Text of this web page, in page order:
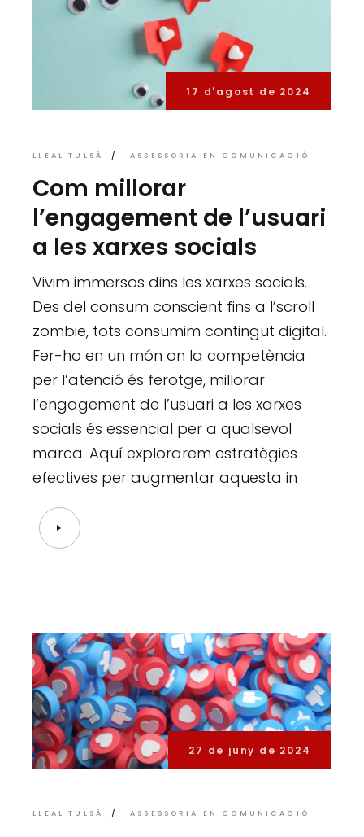
17 d'agost de 2024
LLEAL TULSÀ ASSESSORIA EN COMUNICACIÓ
Com millorar
l’engagement de l’usuari
a les xarxes socials
Vivim immersos dins les xarxes socials.
Des del consum conscient fins a l’scroll
zombie, tots consumim contingut digital.
Fer-ho en un món on la competència
per l’atenció és ferotge, millorar
l’engagement de l’usuari a les xarxes
socials és essencial per a qualsevol
marca. Aquí explorarem estratègies
efectives per augmentar aquesta in
27 de juny de 2024
LLEAL TULSÀ ASSESSORIA EN COMUNICACIÓ